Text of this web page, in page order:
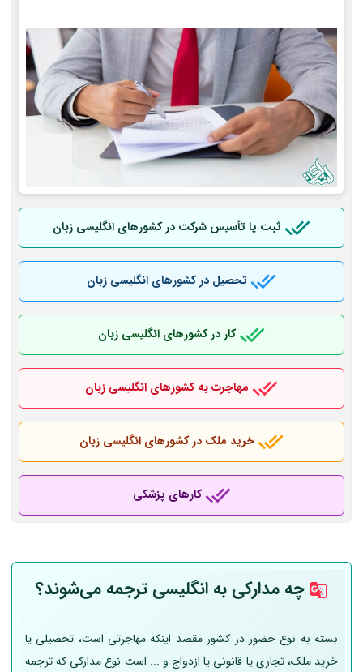
ثبت یا تأسیس شرکت در کشورهای انگلیسی زبان
تحصیل در کشورهای انگلیسی زبان
کار در کشورهای انگلیسی زبان
مهاجرت به کشورهای انگلیسی زبان
خرید ملک در کشورهای انگلیسی زبان
کارهای پزشکی
چه مدارکی به انگلیسی ترجمه می‌شوند؟
بسته به نوع حضور در کشور مقصد اینکه مهاجرتی است، تحصیلی یا
خرید ملک، تجاری یا قانونی یا ازدواج و ... است نوع مدارکی که ترجمه